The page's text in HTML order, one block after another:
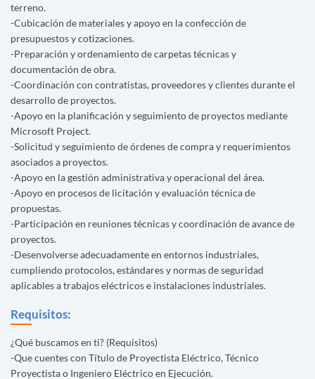
terreno.
-Cubicación de materiales y apoyo en la confección de
presupuestos y cotizaciones.
-Preparación y ordenamiento de carpetas técnicas y
documentación de obra.
-Coordinación con contratistas, proveedores y clientes durante el
desarrollo de proyectos.
-Apoyo en la planificación y seguimiento de proyectos mediante
Microsoft Project.
-Solicitud y seguimiento de órdenes de compra y requerimientos
asociados a proyectos.
-Apoyo en la gestión administrativa y operacional del área.
-Apoyo en procesos de licitación y evaluación técnica de
propuestas.
-Participación en reuniones técnicas y coordinación de avance de
proyectos.
-Desenvolverse adecuadamente en entornos industriales,
cumpliendo protocolos, estándares y normas de seguridad
aplicables a trabajos eléctricos e instalaciones industriales.
Requisitos:
¿Qué buscamos en ti? (Requisitos)
-Que cuentes con Título de Proyectista Eléctrico, Técnico
Proyectista o Ingeniero Eléctrico en Ejecución.